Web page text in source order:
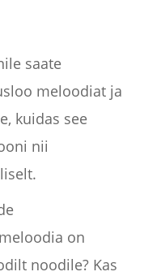
saate
meloodiat ja
kuidas see
nii
on
noodile? Kas